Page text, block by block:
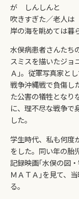
が しんしんと
吹きすぎた／老人
岸の海を眺めては
水俣病患者さんたち
スミスを描いたジョ
Ａ｣。従軍写真家と
戦争沖縄戦で負傷し
た公害の犠牲となり
に、理不尽な戦争で
した。
学生時代、私も何度
をした。同い年の胎
記録映画｢水俣の図
ＭＡＴＡ｣を見て、
る。